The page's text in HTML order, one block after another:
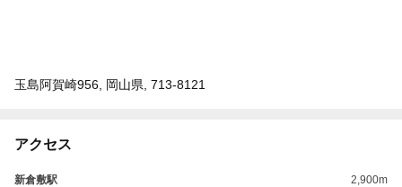
玉島阿賀崎956, 岡山県, 713-8121
アクセス
新倉敷駅 2,900m